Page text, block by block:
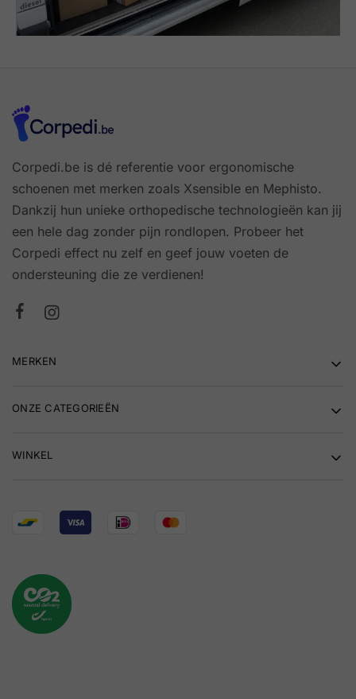
Corpedi.be is dé referentie voor ergonomische
schoenen met merken zoals Xsensible en Mephisto.
Dankzij hun unieke orthopedische technologieën kan jij
een hele dag zonder pijn rondlopen. Probeer het
Corpedi effect nu zelf en geef jouw voeten de
ondersteuning die ze verdienen!
MERKEN
ONZE CATEGORIEËN
WINKEL